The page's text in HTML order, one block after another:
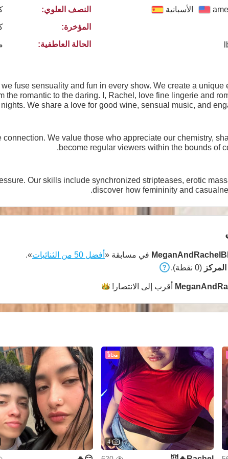
الأسبانية
النصف العلوي:
المؤخرة:
الحالة العاطفية:
fuse sensuality and fun in every show. We create a unique
love fine lingerie and romantic settings; she, Megan, is
We share a love for good wine, sensual music, and
We value those who appreciate our chemistry,
become regular viewers within the bounds of
Our skills include synchronized stripteases, erotic
discover how femininity and
في مسابقة « أفضل 50 من الثنائيات
».
(0 نقطة).
أقرب إلى الانتصار!
مجاناً
4